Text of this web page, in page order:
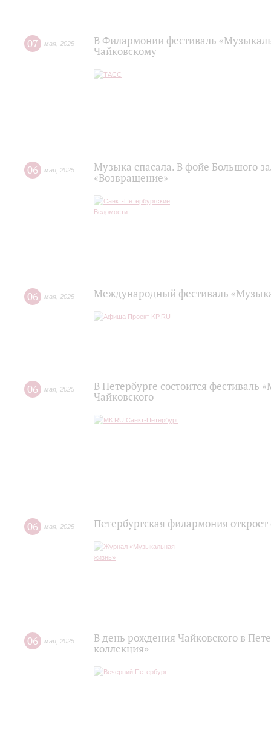
07 мая 2025
В Филармонии фестиваль
Чайковскому
06 мая 2025
Музыка спасала. В фойе Большого
«Возвращение»
06 мая 2025 Международный фестиваль
06 мая 2025
В Петербурге состоится фестиваль
Чайковского
06 мая 2025 Петербургская филармония
06 мая 2025
В день рождения Чайковского в
коллекция»